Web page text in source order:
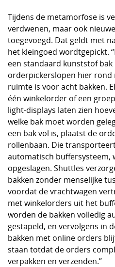
Tijdens de metamorfose is
verdwenen, maar ook
toegevoegd. Dat geldt met
het kleingoed wordtgepickt.
een standaard kunststof bak
orderpickerslopen hier rond
ruimte is voor acht bakken.
één winkelorder of een
light-displays laten zien
welke bak moet worden
een bak vol is, plaatst de
rollenbaan. Die
automatisch buffersysteem,
opgeslagen. Shuttles
bakken zonder menselijke
voordat de vrachtwagen
met winkelorders uit het
worden de bakken volledig
gestapeld, en vervolgens in
bakken met online orders
staan totdat de orders
verpakken en verzenden.”